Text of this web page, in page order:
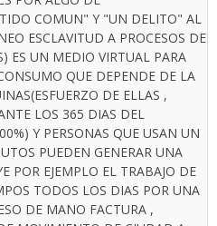
COMUN" Y "UN DELITO" AL
ESCLAVITUD A PROCESOS DE
ES UN MEDIO VIRTUAL PARA
QUE DEPENDE DE LA
DE ELLAS ,
LOS 365 DIAS DEL
Y PERSONAS QUE USAN UN
PUEDEN GENERAR UNA
POR EJEMPLO EL TRABAJO DE
TODOS LOS DIAS POR UNA
DE MANO FACTURA ,